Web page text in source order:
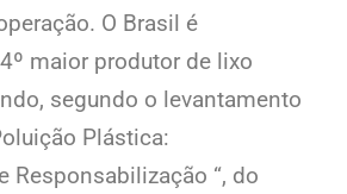
O Brasil é
maior produtor de lixo
segundo o levantamento
Plástica:
Responsabilização “, do